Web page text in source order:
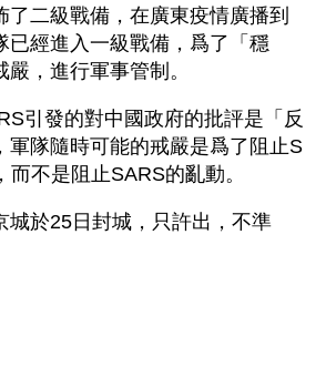
了二級戰備，在廣東疫情廣播到
已經進入一級戰備，爲了「穩
嚴，進行軍事管制。
引發的對中國政府的批評是「反
軍隊隨時可能的戒嚴是爲了阻止S
不是阻止SARS的亂動。
城於25日封城，只許出，不準